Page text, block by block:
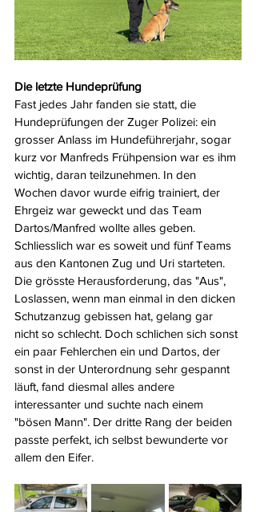
Die letzte Hundeprüfung
Fast jedes Jahr fanden sie statt, die
Hundeprüfungen der Zuger Polizei: ein
grosser Anlass im Hundeführerjahr, sogar
kurz vor Manfreds Frühpension war es ihm
wichtig, daran teilzunehmen. In den
Wochen davor wurde eifrig trainiert, der
Ehrgeiz war geweckt und das Team
Dartos/Manfred wollte alles geben.
Schliesslich war es soweit und fünf Teams
aus den Kantonen Zug und Uri starteten.
Die grösste Herausforderung, das "Aus",
Loslassen, wenn man einmal in den dicken
Schutzanzug gebissen hat, gelang gar
nicht so schlecht. Doch schlichen sich sonst
ein paar Fehlerchen ein und Dartos, der
sonst in der Unterordnung sehr gespannt
läuft, fand diesmal alles andere
interessanter und suchte nach einem
"bösen Mann". Der dritte Rang der beiden
passte perfekt, ich selbst bewunderte vor
allem den Eifer.